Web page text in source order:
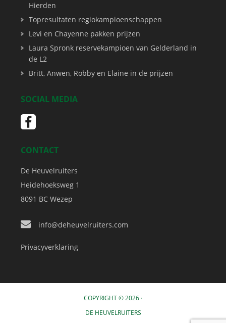
Hierden
Topresultaten regiokampioenschappen
Levi en Chayenne pakken prijzen
Laura Spronk reservekampioen van Gelderland in
de L2
Britt, Anwen, Robby en Elaine in de prijzen
SOCIAL MEDIA
CONTACT
De Heuvelruiters
Heidehoeksweg 1
8091 BC Wezep
info@deheuvelruiters.com
Privacyverklaring
COPYRIGHT © 2026 ·
DE HEUVELRUITERS